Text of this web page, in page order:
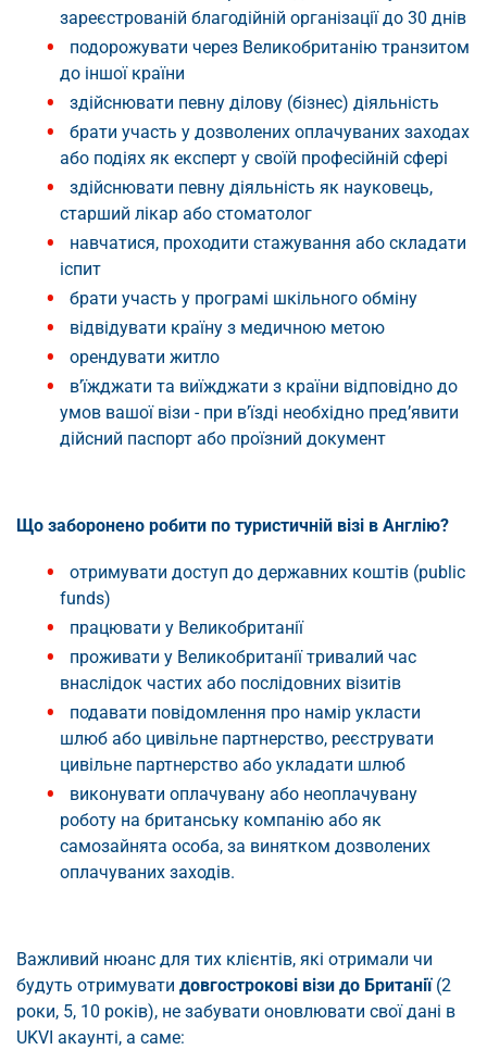
зареєстрованій благодійній організації до 30 днів
подорожувати через Великобританію транзитом
до іншої країни
здійснювати певну ділову (бізнес) діяльність
брати участь у дозволених оплачуваних заходах
або подіях як експерт у своїй професійній сфері
здійснювати певну діяльність як науковець,
старший лікар або стоматолог
навчатися, проходити стажування або складати
іспит
брати участь у програмі шкільного обміну
відвідувати країну з медичною метою
орендувати житло
в’їжджати та виїжджати з країни відповідно до
умов вашої візи - при в’їзді необхідно пред’явити
дійсний паспорт або проїзний документ
Що заборонено робити по туристичній візі в Англію?
отримувати доступ до державних коштів (public
funds)
працювати у Великобританії
проживати у Великобританії тривалий час
внаслідок частих або послідовних візитів
подавати повідомлення про намір укласти
шлюб або цивільне партнерство, реєструвати
цивільне партнерство або укладати шлюб
виконувати оплачувану або неоплачувану
роботу на британську компанію або як
самозайнята особа, за винятком дозволених
оплачуваних заходів.
Важливий нюанс для тих клієнтів, які отримали чи
будуть отримувати довгострокові візи до Британії(2
роки, 5, 10 років), не забувати оновлювати свої дані в
UKVI акаунті, а саме: